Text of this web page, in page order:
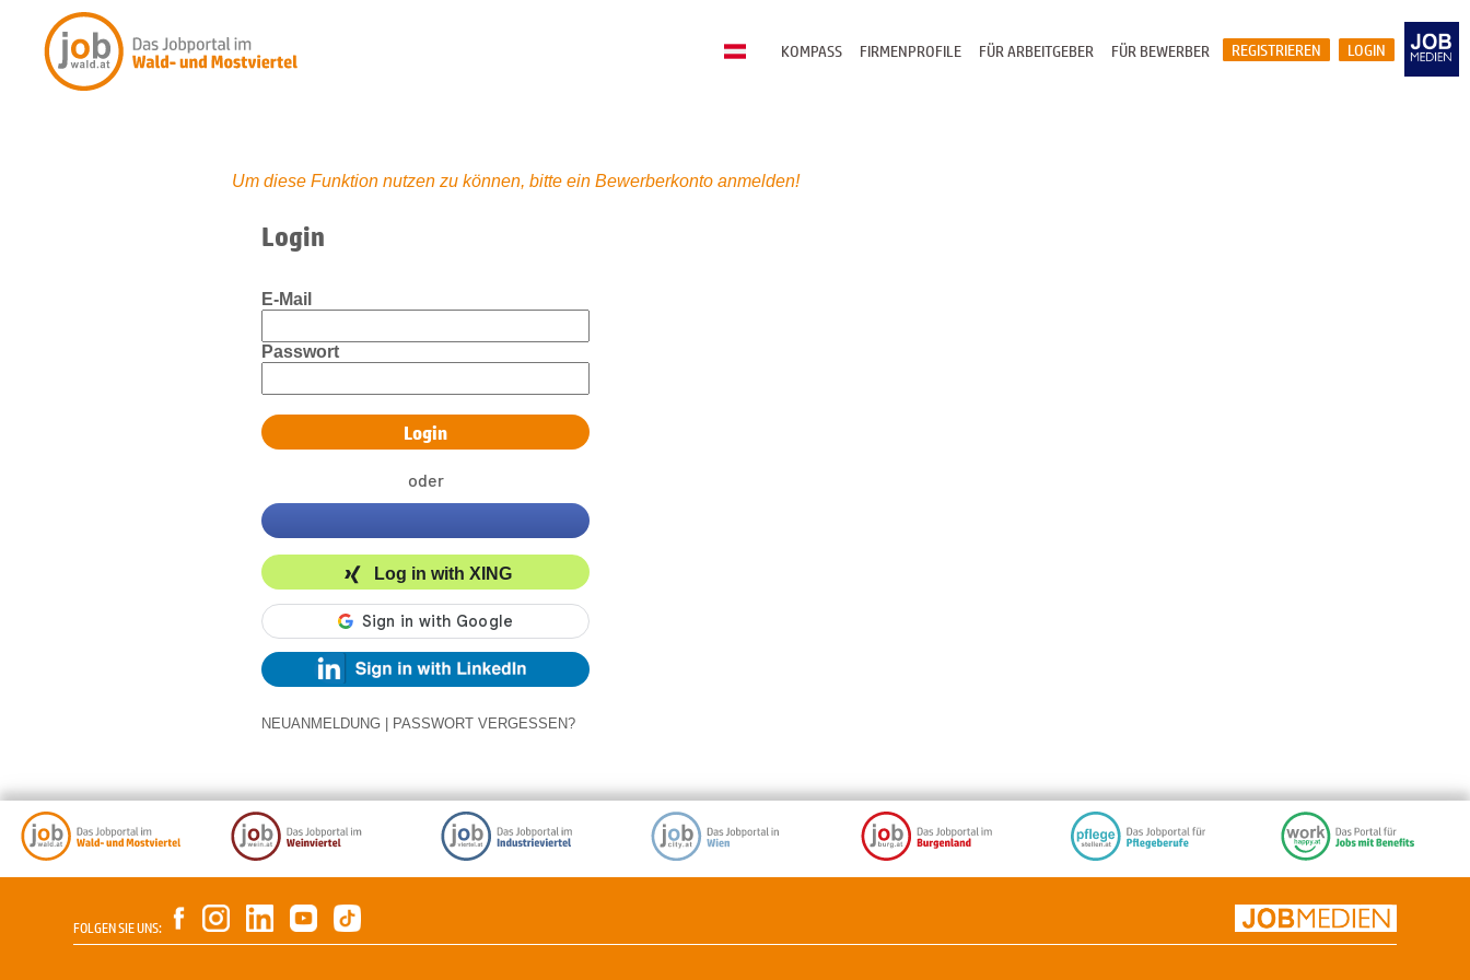
LOGIN
REGISTRIEREN
FÜR BEWERBER
FÜR ARBEITGEBER
FIRMENPROFILE
KOMPASS
Um diese Funktion nutzen zu können, bitte ein Bewerberkonto anmelden!
Login
E-Mail
Passwort
oder
Log in with XING
NEUANMELDUNG PASSWORT VERGESSEN?
FOLGEN SIE UNS: